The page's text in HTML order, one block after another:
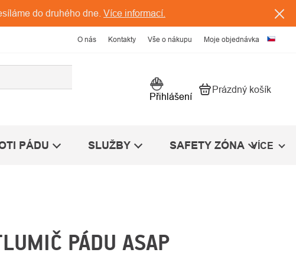
do druhého dne. Více informací.
O nás Kontakty Vše o nákupu Moje objednávka
Přihlášení Nákupní košík
Prázdný košík
PÁDU SLUŽBY SAFETY ZÓNA VÍCE
PÁDU ASAP